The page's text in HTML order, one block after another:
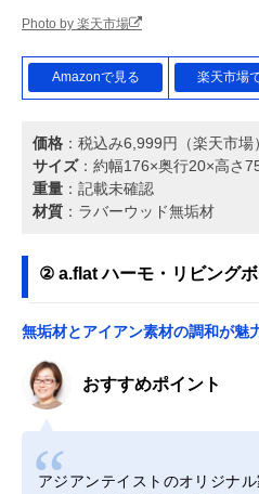
Photo by 楽天市場
Amazonで見る 楽天市場
価格 ：税込み6,999円（楽天市場）
サイズ：約幅176×奥行20×高さ
重量 ：記載未確認
材質 ：ラバーウッド無垢材
② a.flat ハーモ・リビング
無垢材とアイアン素材の調和が魅
おすすめポイント
アジアンテイストのオリジナ